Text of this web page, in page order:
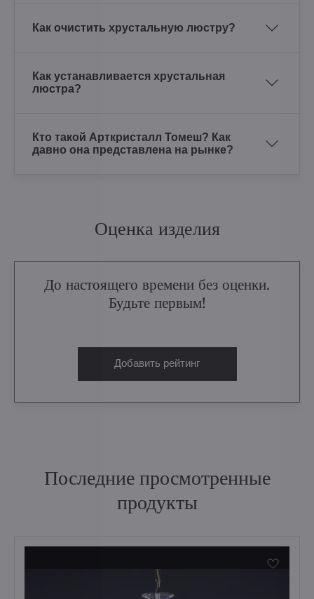
Как очистить хрустальную люстру?
Как устанавливается хрустальная
люстра?
Кто такой Арткристалл Томеш? Как
давно она представлена на рынке?
Оценка изделия
До настоящего времени без оценки.
Будьте первым!
Добавить рейтинг
Последние просмотренные
продукты